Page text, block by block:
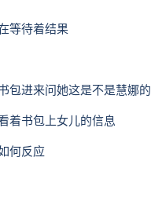
等待着结果
包进来问她这是不是慧娜的
着书包上女儿的信息
何反应